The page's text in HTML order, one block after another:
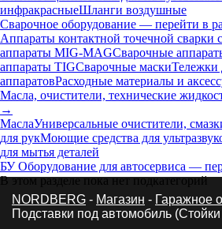
инфракрасныеШланги воздушные
Сварочное оборудование — перейти в
Аппараты контактной точечной сварки
аппараты MIG-MAGСварочные
аппараты TIGСварочные маскиТележки
аппаратовРасходные материалы и
Масла, очистители, технические
→
МаслаУниверсальные очистители,
для рукМоющие средства для
для мытья деталей
БУ Оборудование для автосервиса —
В этом разделе пока нет подкатегорий
NORDBERG - Магазин - Гаражное
Подставки под автомобиль